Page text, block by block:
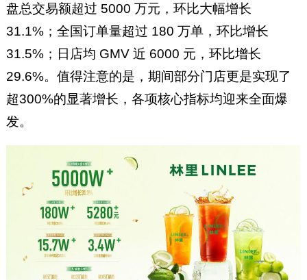
盘总交易额超过 5000 万元，环比大幅增长
31.1%；全国订单量超过 180 万单，环比增长
31.5%；日店均 GMV 近 6000 元，环比增长
29.6%。值得注意的是，期间部分门店更是实现了
超300%的显著增长，各项核心指标均迎来全面爆
发。